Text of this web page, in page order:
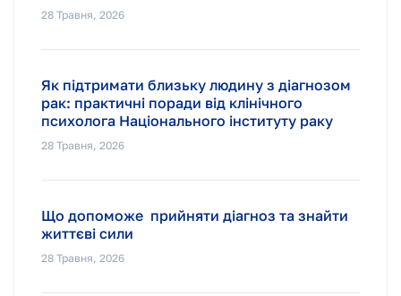
28 Травня, 2026
Як підтримати близьку людину з діагнозом
рак: практичні поради від клінічного
психолога Національного інституту раку
28 Травня, 2026
Що допоможе прийняти діагноз та знайти
життєві сили
28 Травня, 2026